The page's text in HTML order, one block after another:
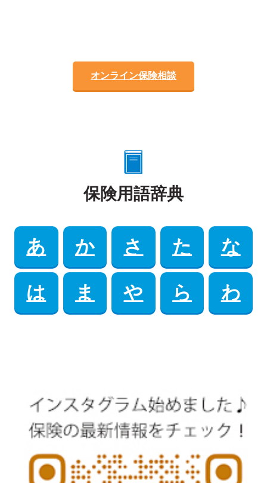
オンライン保険相談
保険用語辞典
あ か さ た な
は ま や ら わ